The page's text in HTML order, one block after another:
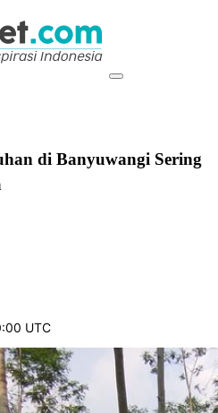
di Banyuwangi Sering
UTC